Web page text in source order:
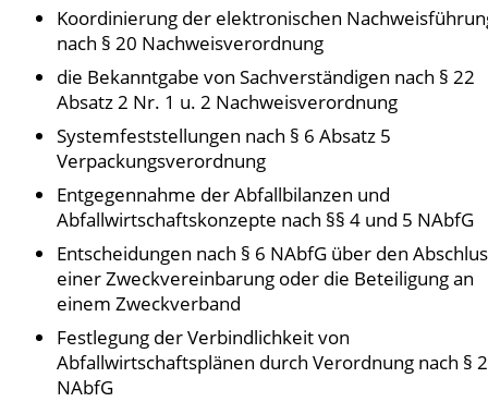
Koordinierung der elektronischen
nach § 20 Nachweisverordnung
die Bekanntgabe von Sachverständigen nach § 22
Absatz 2 Nr. 1 u. 2 Nachweisverordnung
Systemfeststellungen nach § 6 Absatz 5
Verpackungsverordnung
Entgegennahme der Abfallbilanzen und
Abfallwirtschaftskonzepte nach §§ 4 und 5 NAbfG
Entscheidungen nach § 6 NAbfG über den
einer Zweckvereinbarung oder die Beteiligung an
einem Zweckverband
Festlegung der Verbindlichkeit von
Abfallwirtschaftsplänen durch Verordnung nach §
NAbfG